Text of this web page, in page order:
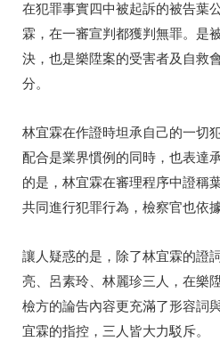
在犯罪事實四中被起訴的被告葉
霖，在一審宣判都獲判無罪。是
決，也是樂陞案的受害者及自救
分。
林宜霖在作證時坦承自己的一切
配合是業界慣例的同時，也表達
的是，林宜霖在審理程序中證稱
共同進行犯罪行為，檢察官也依
讓人疑惑的是，除了林宜霖的證
亮、呂素玲、林麗珍三人，在樂
檢方的論告內容更充滿了形容詞
宜霖的指控，三人皆大力駁斥。